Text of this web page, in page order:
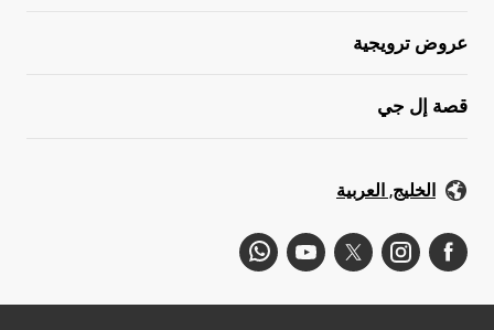
عروض ترويجية
قصة إل جي
الخليج, العربية